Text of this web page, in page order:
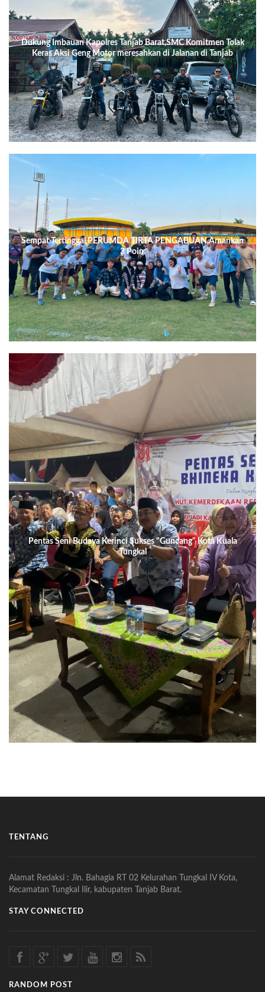
Dukung Imbauan Kapolres Tanjab Barat,SMC Komitmen Tolak
Keras Aksi Geng Motor meresahkan di Jalanan di Tanjab
Barat.
Sempat Tertinggal,PERUMDA TIRTA PENGABUAN,Amankan
3 Poin.
Pentas Seni Budaya Kerinci Sukses "Guncang" Kota Kuala
Tungkal
TENTANG
Alamat Redaksi : Jln. Bahagia RT 02 Kelurahan Tungkal IV Kota,
Kecamatan Tungkal Ilir, kabupaten Tanjab Barat.
STAY CONNECTED
RANDOM POST